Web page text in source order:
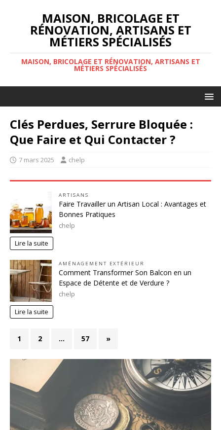
MAISON, BRICOLAGE ET
RÉNOVATION, ARTISANS ET
MÉTIERS SPÉCIALISÉS
MAISON, BRICOLAGE ET RÉNOVATION, ARTISANS ET
MÉTIERS SPÉCIALISÉS
Clés Perdues, Serrure Bloquée :
Que Faire et Qui Contacter ?
7 mars 2025 chelp
ARTISANS
Faire Travailler un Artisan Local : Avantages et
Bonnes Pratiques
chelp
Lire la suite
AMÉNAGEMENT EXTÉRIEUR
Comment Transformer Son Balcon en un
Espace de Détente et de Verdure ?
chelp
Lire la suite
1 2 … 57 »